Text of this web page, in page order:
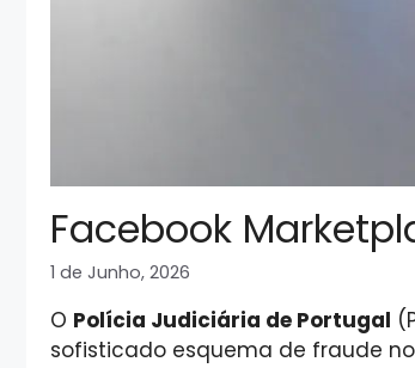
Facebook
1 de Junho, 2026
O Polícia Judiciária de Portugal
sofisticado esquema de fraude